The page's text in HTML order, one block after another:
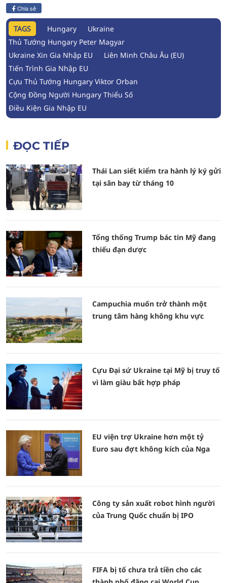
Chia sẻ
TAGS Hungary
Ukraine
Thủ Tướng Hungary Peter Magyar
Ukraine Xin Gia Nhập EU
Liên Minh Châu Âu (EU)
Tiến Trình Gia Nhập EU
Cựu Thủ Tướng Hungary Viktor Orban
Cộng Đồng Người Hungary Thiểu Số
Điều Kiện Gia Nhập EU
ĐỌC TIẾP
Thái Lan siết kiểm tra hành lý ký gửi
tại sân bay từ tháng 10
Tổng thống Trump bác tin Mỹ đang
thiếu đạn dược
Campuchia muốn trở thành một
trung tâm hàng không khu vực
Cựu Đại sứ Ukraine tại Mỹ bị truy tố
vì làm giàu bất hợp pháp
EU viện trợ Ukraine hơn một tỷ
Euro sau đợt không kích của Nga
Công ty sản xuất robot hình người
của Trung Quốc chuẩn bị IPO
FIFA bị tố chưa trả tiền cho các